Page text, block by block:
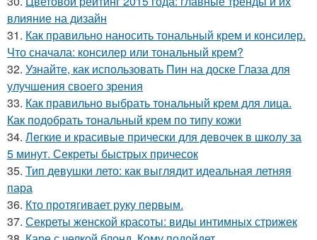
влияние на дизайн
31. Как правильно наносить тональный крем и консилер.
Что сначала: консилер или тональный крем?
32. Узнайте, как использовать Пин на доске Глаза для
улучшения своего зрения
33. Как правильно выбрать тональный крем для лица.
Как подобрать тональный крем по типу кожи
34. Легкие и красивые прически для девочек в школу за
5 минут. Секреты быстрых причесок
35. Тип девушки лето: как выглядит идеальная летняя
пара
36. Кто протягивает руку первым.
37. Секреты женской красоты: виды интимных стрижек